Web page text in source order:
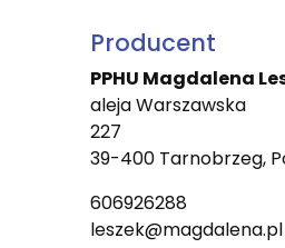
Producent
PPHU Magdalena
aleja Warszawska
227
39-400 Tarnobrzeg,
606926288
leszek@magdalena.pl